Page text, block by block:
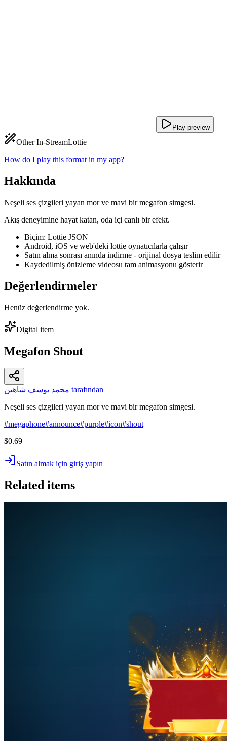
Play preview
Other In-StreamLottie
How do I play this format in my app?
Hakkında
Neşeli ses çizgileri yayan mor ve mavi bir megafon simgesi.
Akış deneyimine hayat katan, oda içi canlı bir efekt.
Biçim: Lottie JSON
Android, iOS ve web'deki lottie oynatıcılarla çalışır
Satın alma sonrası anında indirme - orijinal dosya teslim edilir
Kaydedilmiş önizleme videosu tam animasyonu gösterir
Değerlendirmeler
Henüz değerlendirme yok.
Digital item
Megafon Shout
محمد يوسف شاهين tarafından
Neşeli ses çizgileri yayan mor ve mavi bir megafon simgesi.
#megaphone#announce#purple#icon#shout
$0.69
Satın almak için giriş yapın
Related items